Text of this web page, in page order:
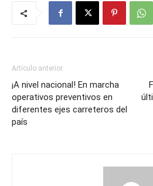
Artículo anterior
¡A nivel nacional! En marcha
operativos preventivos en
diferentes ejes carreteros del
país